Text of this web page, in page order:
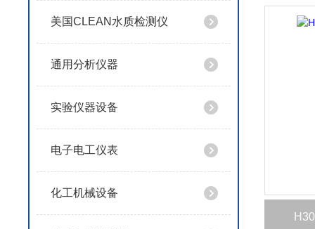
美国CLEAN水质检测仪
通用分析仪器
实验仪器设备
电子电工仪表
化工机械设备